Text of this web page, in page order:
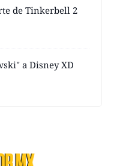
de Tinkerbell 2
a Disney XD